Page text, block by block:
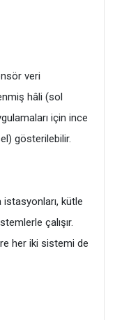
veri
hâli (sol
için ince
gösterilebilir.
kütle
çalışır.
her iki sistemi de